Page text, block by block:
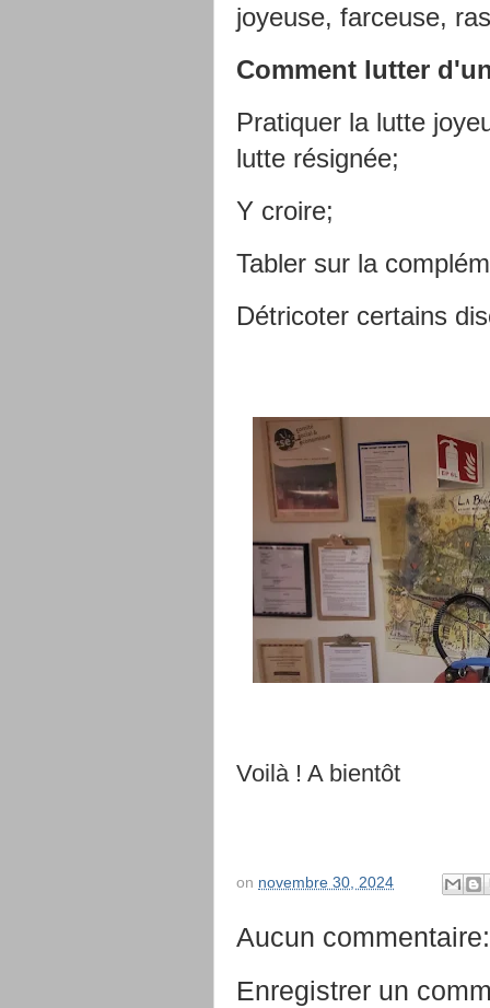
joyeuse, farceuse,
Comment lutter
Pratiquer la lutte
lutte résignée;
Y croire;
Tabler sur la
Détricoter certains
Voilà ! A bientôt
on novembre 30, 2024
Aucun commentaire:
Enregistrer un